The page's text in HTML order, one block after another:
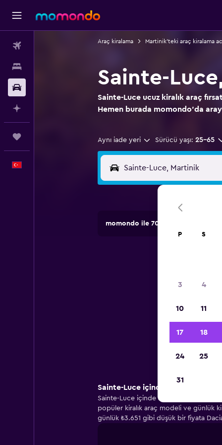
Araç kiralama Martinik'teki araç kiralama
Sainte-
Sainte-Luce ucuz kiralık araç
Hemen burada momondo'da
Aynı iade yeri Sürücü yaşı: 25-65
momondo ile 70.000'den fazla
Sainte-Luce içinde çoğu kişi hangi
Sainte-Luce içinde araç kiralarken çoğu
popüler kiralık araç modeli ve günlük
günlük ₺3.651 gibi düşük bir fiyata
P S
3 4
10 11
17 18
24 25
31